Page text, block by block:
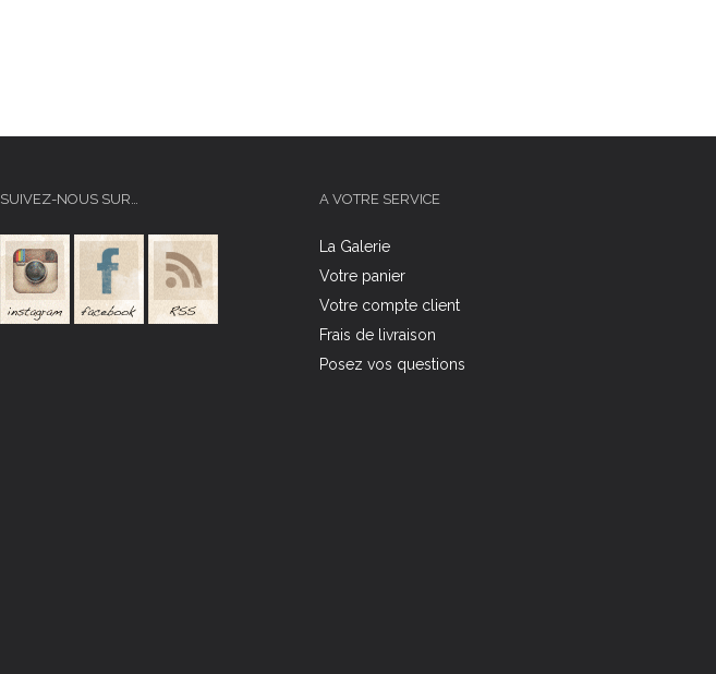
SUIVEZ-NOUS SUR… A VOTRE SERVICE
La Galerie
Votre panier
Votre compte client
Frais de livraison
Posez vos questions